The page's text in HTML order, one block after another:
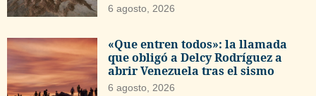
6 agosto, 2026
«Que entren todos»: la llamada
que obligó a Delcy Rodríguez a
abrir Venezuela tras el sismo
6 agosto, 2026